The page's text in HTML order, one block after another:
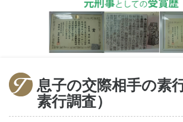
お子様見守り調査
企業調査
家出調査
息子の交際相手の素
素行調査）